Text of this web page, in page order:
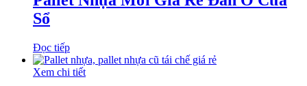
Sổ
Đọc tiếp
Xem chi tiết